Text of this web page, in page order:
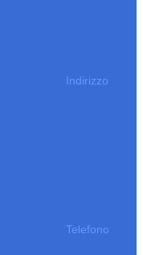
Indirizzo
Telefono